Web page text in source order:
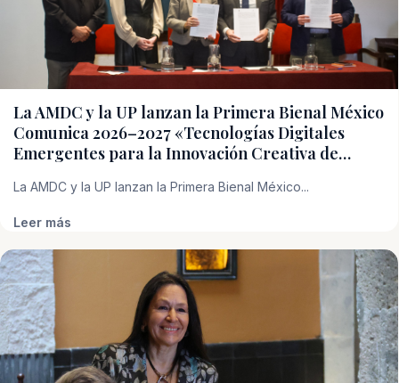
La AMDC y la UP lanzan la Primera Bienal México
Comunica 2026–2027 «Tecnologías Digitales
Emergentes para la Innovación Creativa de…
La AMDC y la UP lanzan la Primera Bienal México...
Leer más